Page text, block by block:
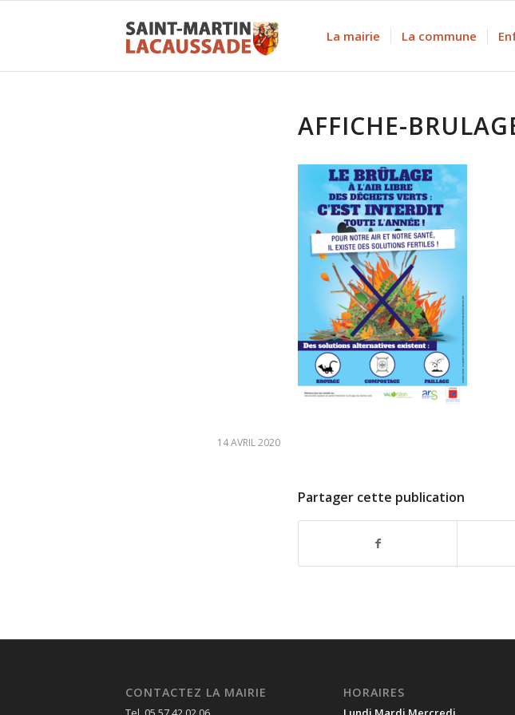
La mairie La commune
AFFICHE-
14 AVRIL 2020
Partager cette publication
CONTACTEZ LA MAIRIE HORAIRES